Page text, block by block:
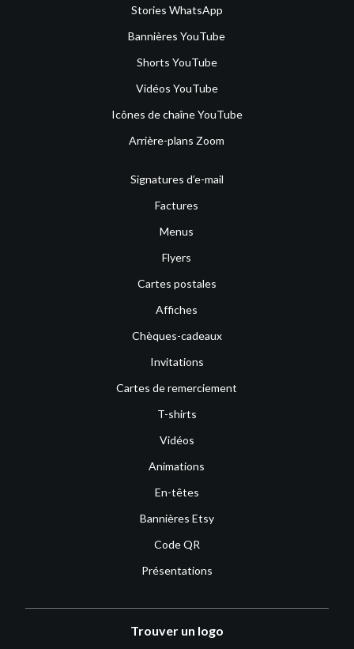
Stories WhatsApp
Bannières YouTube
Shorts YouTube
Vidéos YouTube
Icônes de chaîne YouTube
Arrière-plans Zoom
Signatures d’e-mail
Factures
Menus
Flyers
Cartes postales
Affiches
Chèques-cadeaux
Invitations
Cartes de remerciement
T-shirts
Vidéos
Animations
En-têtes
Bannières Etsy
Code QR
Présentations
Trouver un logo